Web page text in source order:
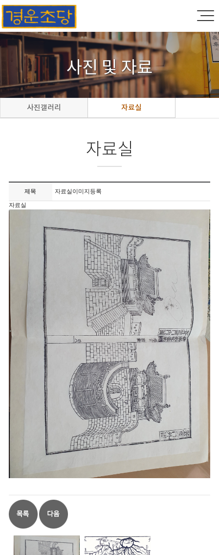
사진 및 자료
사진갤러리 자료실
자료실
제목
자료실이미지등록
자료실